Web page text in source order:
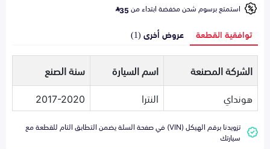
استمتع برسوم شحن مخفضة ابتداء من35
توافقية القطعة عروض أخرى (1)
الشركة المصنعة اسم السيارة
سنة الصنع
هونداي
النترا 2017-2020
تزويدنا برقم الهيكل (VIN) في صفحة السلة يضمن التطابق التام للقطعة مع
سيارتك